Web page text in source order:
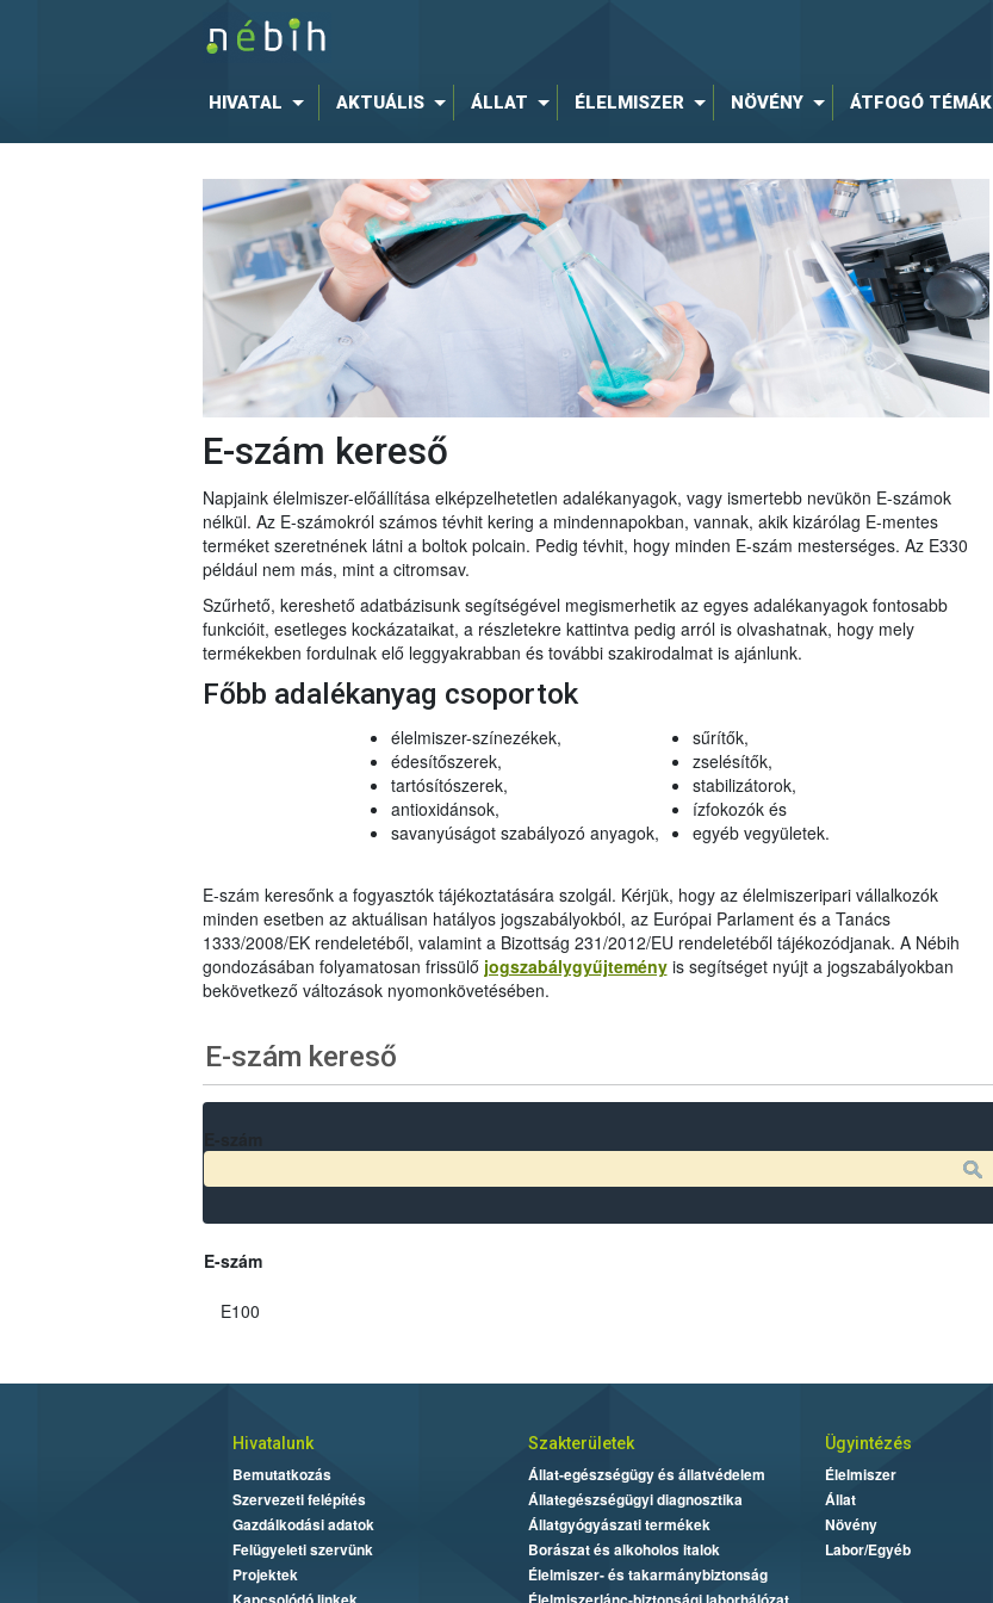
HIVATAL AKTUÁLIS ÁLLAT ÉLELMISZER NÖVÉNY ÁTFOGÓ TÉMÁK
E-szám kereső
Napjaink élelmiszer-előállítása elképzelhetetlen adalékanyagok, vagy ismertebb nevükön E-számok
nélkül. Az E-számokról számos tévhit kering a mindennapokban, vannak, akik kizárólag E-mentes
terméket szeretnének látni a boltok polcain. Pedig tévhit, hogy minden E-szám mesterséges. Az E330
például nem más, mint a citromsav.
Szűrhető, kereshető adatbázisunk segítségével megismerhetik az egyes adalékanyagok fontosabb
funkcióit, esetleges kockázataikat, a részletekre kattintva pedig arról is olvashatnak, hogy mely
termékekben fordulnak elő leggyakrabban és további szakirodalmat is ajánlunk.
Főbb adalékanyag csoportok
élelmiszer-színezékek,
édesítőszerek,
tartósítószerek,
antioxidánsok,
savanyúságot szabályozó anyagok,
sűrítők,
zselésítők,
stabilizátorok,
ízfokozók és
egyéb vegyületek.
E-szám keresőnk a fogyasztók tájékoztatására szolgál. Kérjük, hogy az élelmiszeripari vállalkozók
minden esetben az aktuálisan hatályos jogszabályokból, az Európai Parlament és a Tanács
1333/2008/EK rendeletéből, valamint a Bizottság 231/2012/EU rendeletéből tájékozódjanak. A Nébih
gondozásában folyamatosan frissülő jogszabálygyűjteményis segítséget nyújt a jogszabályokban
bekövetkező változások nyomonkövetésében.
E-szám kereső
E-szám
E100
Hivatalunk
Bemutatkozás
Szervezeti felépítés
Gazdálkodási adatok
Felügyeleti szervünk
Projektek
Szakterületek
Állat-egészségügy és állatvédelem
Állategészségügyi diagnosztika
Állatgyógyászati termékek
Borászat és alkoholos italok
Élelmiszer- és takarmánybiztonság
Ügyintézés
Élelmiszer
Állat
Növény
Labor/Egyéb